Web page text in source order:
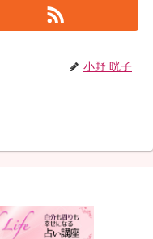
小野 晄子